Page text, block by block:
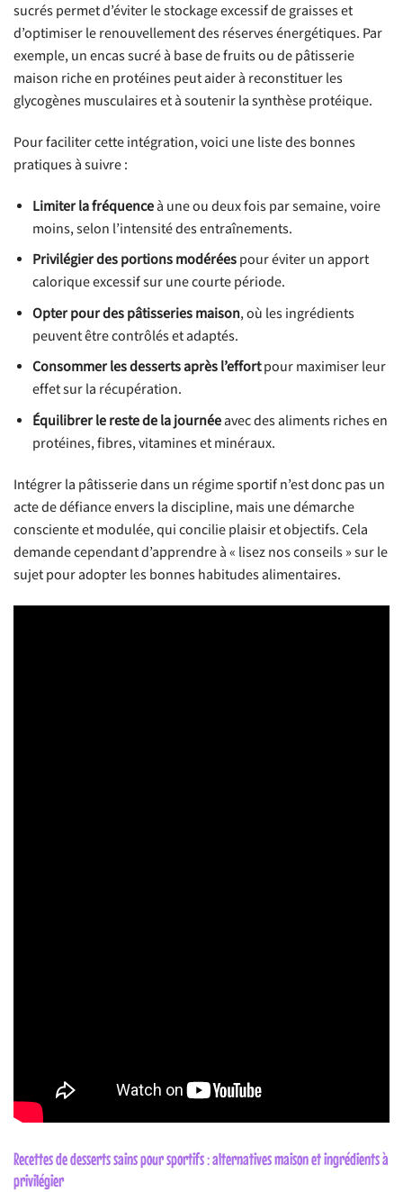
sucrés permet d’éviter le stockage excessif de graisses et
d’optimiser le renouvellement des réserves énergétiques. Par
exemple, un encas sucré à base de fruits ou de pâtisserie
maison riche en protéines peut aider à reconstituer les
glycogènes musculaires et à soutenir la synthèse protéique.
Pour faciliter cette intégration, voici une liste des bonnes
pratiques à suivre :
Limiter la fréquenceà une ou deux fois par semaine, voire
moins, selon l’intensité des entraînements.
Privilégier des portions modéréespour éviter un apport
calorique excessif sur une courte période.
Opter pour des pâtisseries maison, où les ingrédients
peuvent être contrôlés et adaptés.
Consommer les desserts après l’effortpour maximiser leur
effet sur la récupération.
Équilibrer le reste de la journéeavec des aliments riches en
protéines, fibres, vitamines et minéraux.
Intégrer la pâtisserie dans un régime sportif n’est donc pas un
acte de défiance envers la discipline, mais une démarche
consciente et modulée, qui concilie plaisir et objectifs. Cela
demande cependant d’apprendre à « lisez nos conseils » sur le
sujet pour adopter les bonnes habitudes alimentaires.
Recettes de desserts sains pour sportifs : alternatives maison et ingrédients à
privilégier